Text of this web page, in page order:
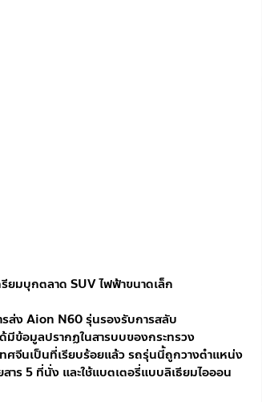
ยมบุกตลาด SUV ไฟฟ้าขนาดเล็ก
ส่ง Aion N60 รุ่นรองรับการสลับ
มีข้อมูลปรากฏในสารบบของกระทรวง
ศจีนเป็นที่เรียบร้อยแล้ว รถรุ่นนี้ถูกวางตำแหน่ง
ร 5 ที่นั่ง และใช้แบตเตอรี่แบบลิเธียมไอออน